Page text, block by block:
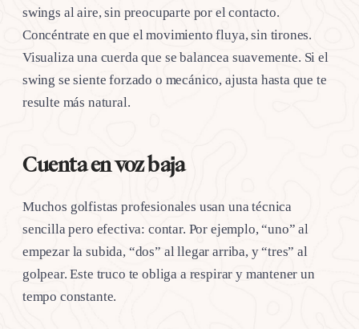
swings al aire, sin preocuparte por el contacto.
Concéntrate en que el movimiento fluya, sin tirones.
Visualiza una cuerda que se balancea suavemente. Si el
swing se siente forzado o mecánico, ajusta hasta que te
resulte más natural.
Cuenta en voz baja
Muchos golfistas profesionales usan una técnica
sencilla pero efectiva: contar. Por ejemplo, “uno” al
empezar la subida, “dos” al llegar arriba, y “tres” al
golpear. Este truco te obliga a respirar y mantener un
tempo constante.